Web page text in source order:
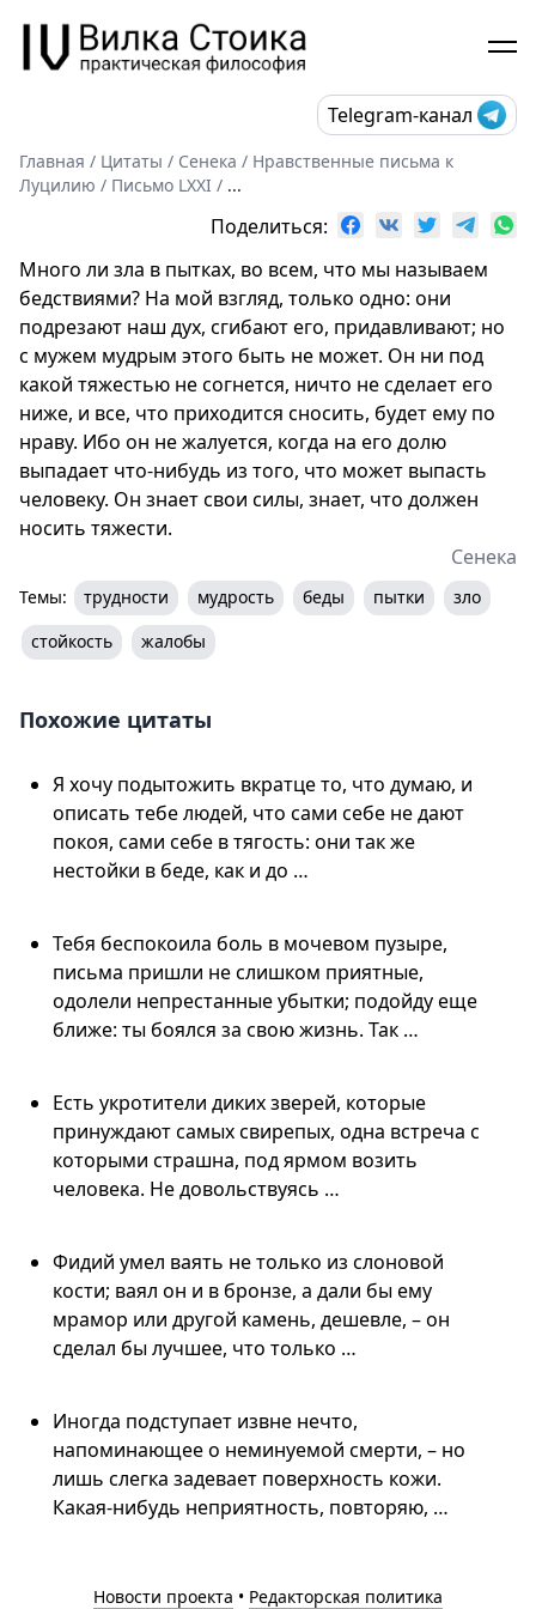
Telegram-канал
Главная / Цитаты / Сенека / Нравственные письма к
Луцилию / Письмо LXXI / ...
Поделиться:
Много ли зла в пытках, во всем, что мы называем
бедствиями? На мой взгляд, только одно: они
подрезают наш дух, сгибают его, придавливают; но
с мужем мудрым этого быть не может. Он ни под
какой тяжестью не согнется, ничто не сделает его
ниже, и все, что приходится сносить, будет ему по
нраву. Ибо он не жалуется, когда на его долю
выпадает что-нибудь из того, что может выпасть
человеку. Он знает свои силы, знает, что должен
носить тяжести.
Сенека
Темы: трудности мудрость беды пытки
зло
стойкость
жалобы
Похожие цитаты
Я хочу подытожить вкратце то, что думаю, и
описать тебе людей, что сами себе не дают
покоя, сами себе в тягость: они так же
нестойки в беде, как и до …
Тебя беспокоила боль в мочевом пузыре,
письма пришли не слишком приятные,
одолели непрестанные убытки; подойду еще
ближе: ты боялся за свою жизнь. Так …
Есть укротители диких зверей, которые
принуждают самых свирепых, одна встреча с
которыми страшна, под ярмом возить
человека. Не довольствуясь …
Фидий умел ваять не только из слоновой
кости; ваял он и в бронзе, а дали бы ему
мрамор или другой камень, дешевле, – он
сделал бы лучшее, что только …
Иногда подступает извне нечто,
напоминающее о неминуемой смерти, – но
лишь слегка задевает поверхность кожи.
Какая-нибудь неприятность, повторяю, …
Новости проекта • Редакторская политика